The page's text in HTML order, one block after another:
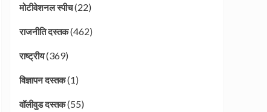
मोटीवेशनल स्पीच(22)
राजनीति दस्तक(462)
राष्ट्रीय(369)
विज्ञापन दस्तक(1)
वॉलीवुड दस्तक(55)